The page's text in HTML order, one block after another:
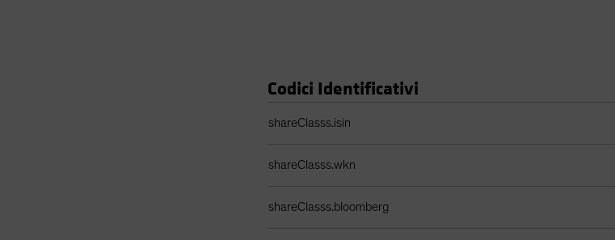
Codici Identificativi
shareClasss.isin
shareClasss.wkn
shareClasss.bloomberg